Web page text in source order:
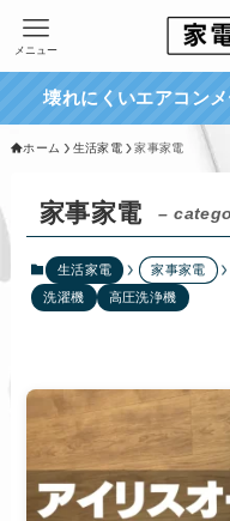
メニュー
壊れにくいエアコン
ホーム 生活家電 家事家電
家事家電 –
生活家電 家事家電
洗濯機
高圧洗浄機